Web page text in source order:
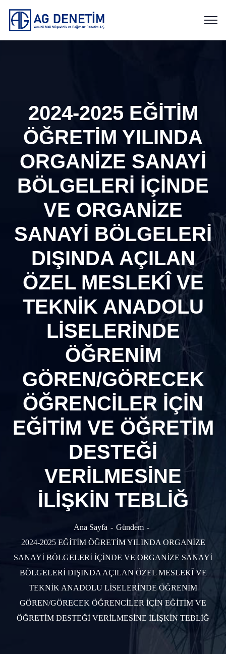
2024-2025 EĞİTİM
ÖĞRETİM YILINDA
ORGANİZE SANAYİ
BÖLGELERİ İÇİNDE
VE ORGANİZE
SANAYİ BÖLGELERİ
DIŞINDA AÇILAN
ÖZEL MESLEKÎ VE
TEKNİK ANADOLU
LİSELERİNDE
ÖĞRENİM
GÖREN/GÖRECEK
ÖĞRENCİLER İÇİN
EĞİTİM VE ÖĞRETİM
DESTEĞİ
VERİLMESİNE
İLİŞKİN TEBLİĞ
Ana Sayfa
Gündem
2024-2025 EĞİTİM ÖĞRETİM YILINDA ORGANİZE
SANAYİ BÖLGELERİ İÇİNDE VE ORGANİZE SANAYİ
BÖLGELERİ DIŞINDA AÇILAN ÖZEL MESLEKÎ VE
TEKNİK ANADOLU LİSELERİNDE ÖĞRENİM
GÖREN/GÖRECEK ÖĞRENCİLER İÇİN EĞİTİM VE
ÖĞRETİM DESTEĞİ VERİLMESİNE İLİŞKİN TEBLİĞ